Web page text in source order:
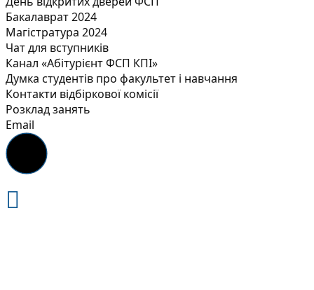
Бакалаврат 2024
Магістратура 2024
Чат для вступників
Канал «Абітурієнт ФСП КПІ»
Думка студентів про факультет і навчання
Контакти відбіркової комісії
Розклад занять
Email